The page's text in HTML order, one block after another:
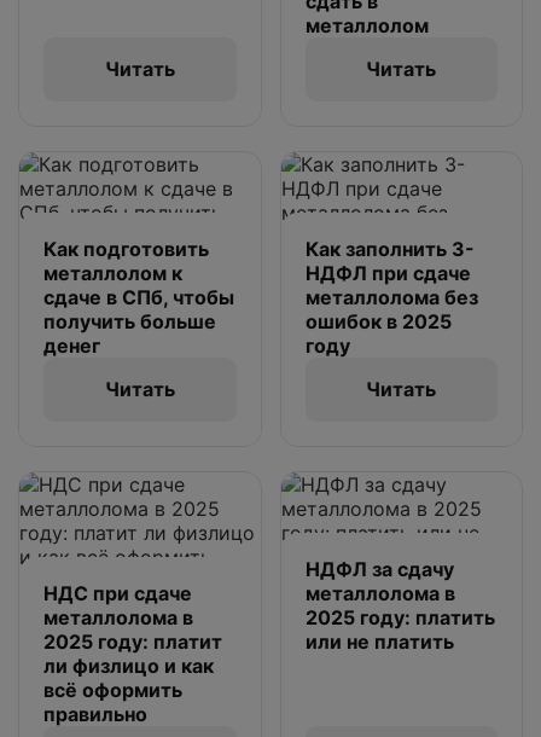
Читать
металлолом
Читать
Как подготовить
металлолом к
сдаче в СПб, чтобы
получить больше
денег
Читать
Как заполнить 3-
НДФЛ при сдаче
металлолома без
ошибок в 2025
году
Читать
НДС при сдаче
металлолома в
2025 году: платит
ли физлицо и как
всё оформить
правильно
НДФЛ за сдачу
металлолома в
2025 году: платить
или не платить